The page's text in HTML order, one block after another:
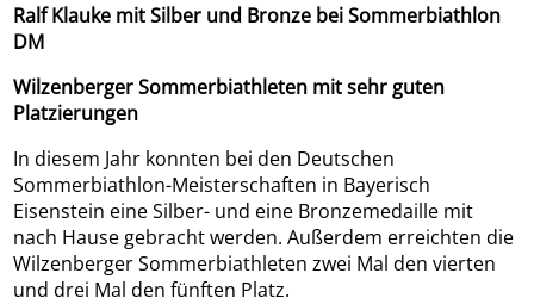
Ralf Klauke mit Silber und Bronze bei Sommerbiathlon
DM
Wilzenberger Sommerbiathleten mit sehr guten
Platzierungen
In diesem Jahr konnten bei den Deutschen
Sommerbiathlon-Meisterschaften in Bayerisch
Eisenstein eine Silber- und eine Bronzemedaille mit
nach Hause gebracht werden. Außerdem erreichten die
Wilzenberger Sommerbiathleten zwei Mal den vierten
und drei Mal den fünften Platz.